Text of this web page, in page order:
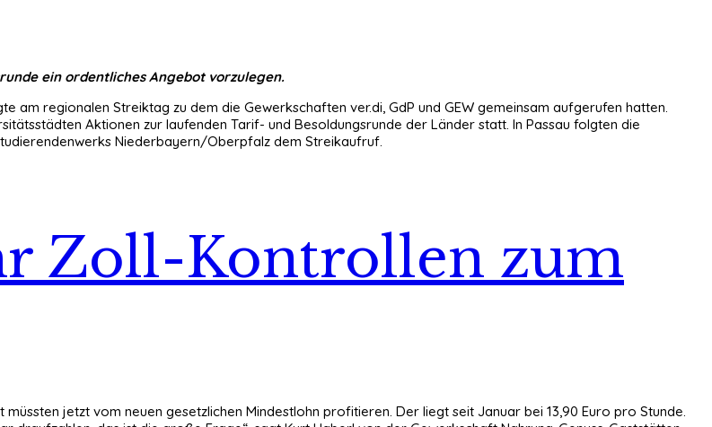
ein ordentliches Angebot vorzulegen.
am regionalen Streiktag zu dem die Gewerkschaften ver.di, GdP und GEW gemeinsam aufgerufen hatten.
Aktionen zur laufenden Tarif- und Besoldungsrunde der Länder statt. In Passau folgten die
Niederbayern/Oberpfalz dem Streikaufruf.
Zoll-Kontrollen zum
jetzt vom neuen gesetzlichen Mindestlohn profitieren. Der liegt seit Januar bei 13,90 Euro pro Stunde.